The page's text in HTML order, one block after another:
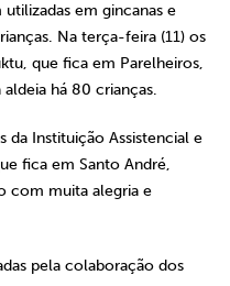
em gincanas e
Na terça-feira (11) os
que fica em Parelheiros,
há 80 crianças.
da Instituição Assistencial e
fica em Santo André,
com muita alegria e
pela colaboração dos